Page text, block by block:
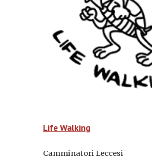
Life Walking
Camminatori Leccesi